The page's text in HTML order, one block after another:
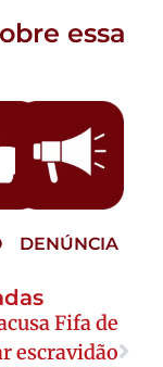
essa
DENÚNCIA
Fifa de
escravidão